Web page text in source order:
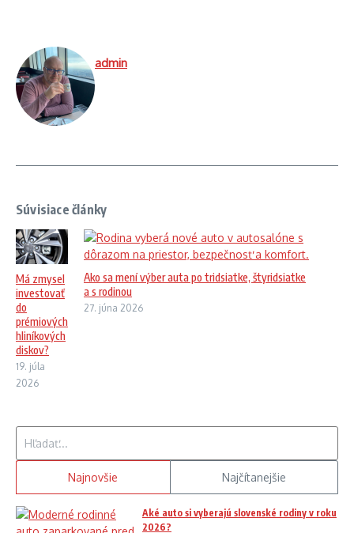
admin
Súvisiace články
Má zmysel
investovať
do
prémiových
hliníkových
diskov?
19. júla
2026
Ako sa mení výber auta po tridsiatke, štyridsiatke
a s rodinou
27. júna 2026
Najnovšie Najčítanejšie
Aké auto si vyberajú slovenské rodiny v roku
2026?